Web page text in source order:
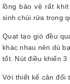
lồng bảo vệ rất
sinh chùi rửa trong
Quạt tạo gió đều
khác nhau nên dù
tốt. Nút điều khiển 3
Với thiết kế cân đối